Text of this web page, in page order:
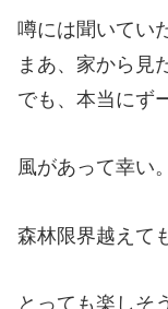
噂には聞いてい
まあ、家から見
でも、本当にず
風があって幸い。
森林限界越えて
とっても楽しそ